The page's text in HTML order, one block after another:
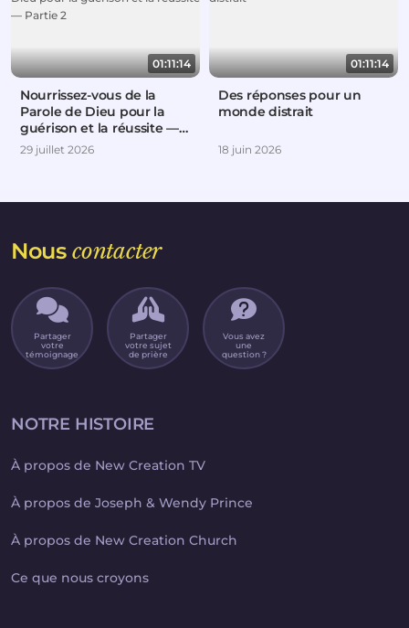
01:11:14
Nourrissez-vous de la
Parole de Dieu pour la
guérison et la réussite —
Partie 2
29 juillet 2026
01:11:14
Des réponses pour un
monde distrait
18 juin 2026
Nouscontacter
Partager
votre
témoignage
Partager
votre sujet
de prière
Vous avez
une
question ?
NOTRE HISTOIRE
À propos de New Creation TV
À propos de Joseph & Wendy Prince
À propos de New Creation Church
Ce que nous croyons